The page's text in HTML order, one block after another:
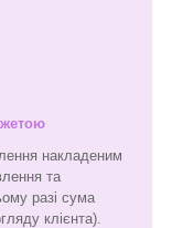
накладеним
та
разі сума
клієнта).